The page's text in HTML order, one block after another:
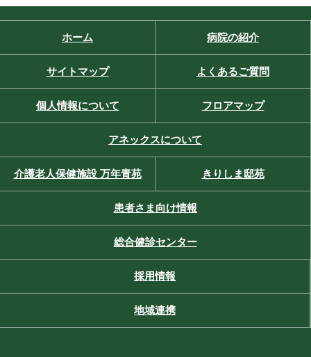
ホーム 病院の紹介
サイトマップ よくあるご質問
個人情報について フロアマップ
アネックスについて
介護老人保健施設 万年青苑 きりしま邸苑
患者さま向け情報
総合健診センター
採用情報
地域連携